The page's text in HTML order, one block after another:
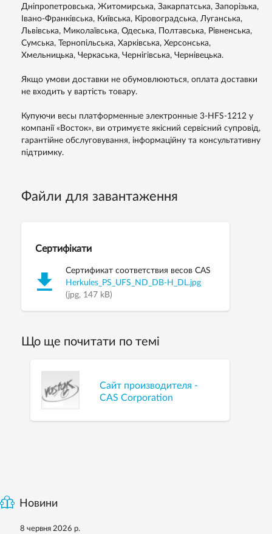
Дніпропетровська, Житомирська, Закарпатська, Запорізька,
Івано-Франківська, Київська, Кіровоградська, Луганська,
Львівська, Миколаївська, Одеська, Полтавська, Рівненська,
Сумська, Тернопільська, Харківська, Херсонська,
Хмельницька, Черкаська, Чернігівська, Чернівецька.
Якщо умови доставки не обумовлюються, оплата доставки
не входить у вартість товару.
Купуючи весы платформенные электронные 3-HFS-1212 у
компанії «Восток», ви отримуєте якісний сервісний супровід,
гарантійне обслуговування, інформаційну та консультативну
підтримку.
Файли для завантаження
Сертифікати
Сертификат соответствия весов CAS
Herkules_PS_UFS_ND_DB-H_DL.jpg
(jpg, 147 kB)
Що ще почитати по темі
Сайт производителя -
CAS Corporation
Новини
8 червня 2026 р.